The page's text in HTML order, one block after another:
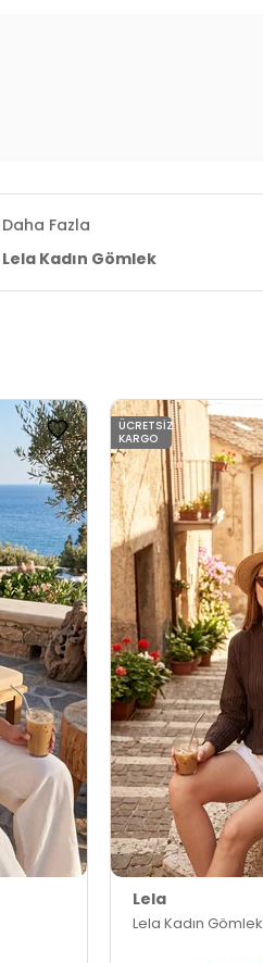
Daha Fazla
Lela Kadın Gömlek
Lela
Lela Kadın Gömlek
ÜCRETSIZ
KARGO